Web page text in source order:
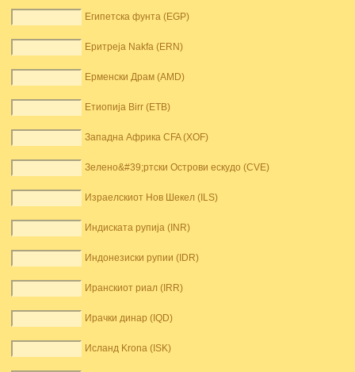
Египетска фунта (EGP)
Еритреја Nakfa (ERN)
Ерменски Драм (AMD)
Етиопија Birr (ETB)
Западна Африка CFA (XOF)
Зелено&#39;ртски Острови ескудо (CVE)
Израелскиот Нов Шекел (ILS)
Индиската рупија (INR)
Индонезиски рупии (IDR)
Иранскиот риал (IRR)
Ирачки динар (IQD)
Исланд Krona (ISK)